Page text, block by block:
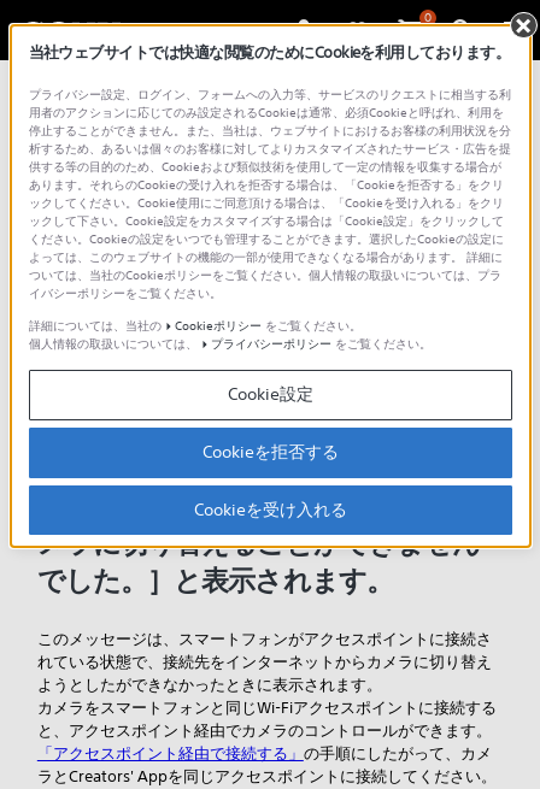
0
Creators' App
ホーム
概要
ダウンロード
対応カメラ
動作確認済みスマートフォン
［スマートフォンのWi-Fi接続先をカ
メラに切り替えることができません
でした。］と表示されます。
このメッセージは、スマートフォンがアクセスポイントに接続さ
れている状態で、接続先をインターネットからカメラに切り替え
ようとしたができなかったときに表示されます。
カメラをスマートフォンと同じWi-Fiアクセスポイントに接続する
と、アクセスポイント経由でカメラのコントロールができます。
「アクセスポイント経由で接続する」 の手順にしたがって、カメ
ラとCreators' Appを同じアクセスポイントに接続してください。
当社ウェブサイトでは快適な閲覧のためにCookieを利用しております。
プライバシー設定、ログイン、フォームへの入力等、サービスのリクエストに相当する利
用者のアクションに応じてのみ設定されるCookieは通常、必須Cookieと呼ばれ、利用を
停止することができません。また、当社は、ウェブサイトにおけるお客様の利用状況を分
析するため、あるいは個々のお客様に対してよりカスタマイズされたサービス・広告を提
供する等の目的のため、Cookieおよび類似技術を使用して一定の情報を収集する場合が
あります。それらのCookieの受け入れを拒否する場合は、「Cookieを拒否する」をクリ
ックしてください。Cookie使用にご同意頂ける場合は、「Cookieを受け入れる」をクリ
ックして下さい。Cookie設定をカスタマイズする場合は「Cookie設定」をクリックして
ください。Cookieの設定をいつでも管理することができます。選択したCookieの設定に
よっては、このウェブサイトの機能の一部が使用できなくなる場合があります。 詳細に
ついては、当社のCookieポリシーをご覧ください。個人情報の取扱いについては、プラ
イバシーポリシーをご覧ください。
詳細については、当社の
Cookieポリシー をご覧ください。
個人情報の取扱いについては、
プライバシーポリシー をご覧ください。
Cookie設定
Cookieを拒否する
Cookieを受け入れる